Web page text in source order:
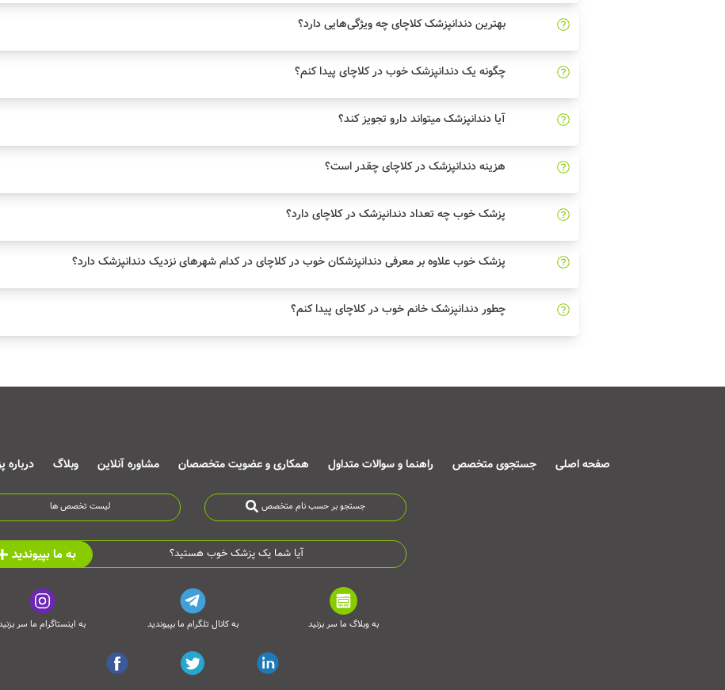
بهترین دندانپزشک کلاچای چه ویژگی‌هایی دارد؟
چگونه یک دندانپزشک خوب در کلاچای پیدا کنم؟
آیا دندانپزشک میتواند دارو تجویز کند؟
هزینه دندانپزشک در کلاچای چقدر است؟
پزشک خوب چه تعداد دندانپزشک در کلاچای دارد؟
پزشک خوب علاوه بر معرفی دندانپزشکان خوب در کلاچای در کدام شهرهای نزدیک دندانپزشک دارد؟
چطور دندانپزشک خانم خوب در کلاچای پیدا کنم؟
صفحه اصلی جستجوی متخصص راهنما و سوالات متداول همکاری و عضویت متخصصان مشاوره آنلاین وبلاگ
جستجو بر حسب نام متخصص لیست تخصص ها
آیا شما یک پزشک خوب هستید؟ به ما بپیوندید
به وبلاگ ما سر بزنید به کانال تلگرام ما بپیوندید به اینستاگرام ما سر